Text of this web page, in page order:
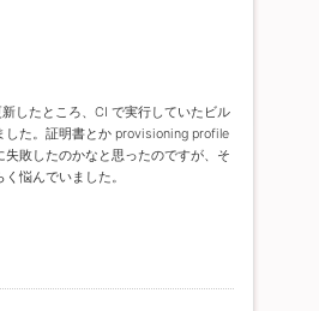
したところ、CI で実行していたビル
した。証明書とか provisioning profile
失敗したのかなと思ったのですが、そ
悩んでいました。